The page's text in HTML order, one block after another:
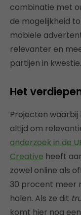
combinatie met
de mogelijkheid
mobiele
relevanter en
partijen in kwestie.
Het
Projecten waarbij
altijd om
onderzoek in de
Creative heeft
zowel online als
30 procent meer
halen. Als ze dit
komt hier nog